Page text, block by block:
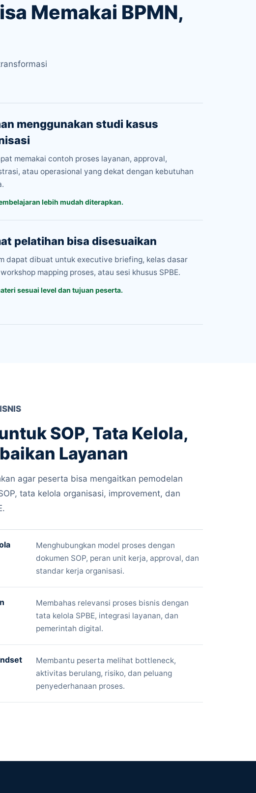
Memakai BPMN,
menggunakan studi kasus
memakai contoh proses layanan, approval,
atau operasional yang dekat dengan kebutuhan
lebih mudah diterapkan.
pelatihan bisa disesuaikan
dapat dibuat untuk executive briefing, kelas dasar
mapping proses, atau sesi khusus SPBE.
sesuai level dan tujuan peserta.
SOP, Tata Kelola,
Layanan
agar peserta bisa mengaitkan pemodelan
tata kelola organisasi, improvement, dan
Menghubungkan model proses dengan
dokumen SOP, peran unit kerja, approval, dan
standar kerja organisasi.
Membahas relevansi proses bisnis dengan
tata kelola SPBE, integrasi layanan, dan
pemerintah digital.
Membantu peserta melihat bottleneck,
aktivitas berulang, risiko, dan peluang
penyederhanaan proses.